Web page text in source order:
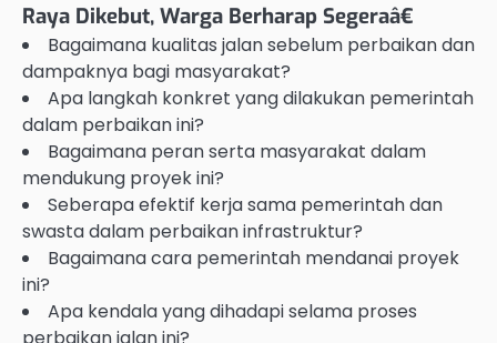
Raya Dikebut, Warga Berharap Segeraâ€
Bagaimana kualitas jalan sebelum perbaikan dan
dampaknya bagi masyarakat?
Apa langkah konkret yang dilakukan pemerintah
dalam perbaikan ini?
Bagaimana peran serta masyarakat dalam
mendukung proyek ini?
Seberapa efektif kerja sama pemerintah dan
swasta dalam perbaikan infrastruktur?
Bagaimana cara pemerintah mendanai proyek
ini?
Apa kendala yang dihadapi selama proses
perbaikan jalan ini?